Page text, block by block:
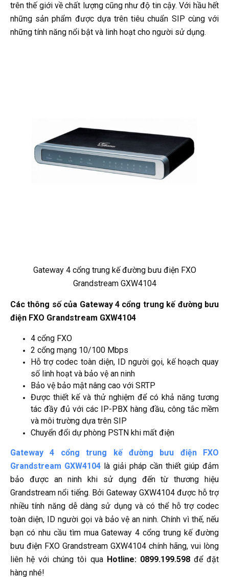
trên thế giới về chất lượng cũng như độ tin cậy. Với hầu hết
những sản phẩm được dựa trên tiêu chuẩn SIP cùng với
những tính năng nổi bật và linh hoạt cho người sử dụng.
Gateway 4 cổng trung kế đường bưu điện FXO
Grandstream GXW4104
Các thông số của Gateway 4 cổng trung kế đường bưu
điện FXO Grandstream GXW4104
4 cổng FXO
2 cổng mạng 10/100 Mbps
Hỗ trợ codec toàn diện, ID người gọi, kế hoạch quay
số linh hoạt và bảo vệ an ninh
Bảo vệ bảo mật nâng cao với SRTP
Được thiết kế và thử nghiệm để có khả năng tương
tác đầy đủ với các IP-PBX hàng đầu, công tắc mềm
và môi trường dựa trên SIP
Chuyển đổi dự phòng PSTN khi mất điện
Gateway 4 cổng trung kế đường bưu điện FXO
Grandstream GXW4104 là giải pháp cần thiết giúp đảm
bảo được an ninh khi sử dụng đến từ thương hiệu
Grandstream nổi tiếng. Bởi Gateway GXW4104 được hỗ trợ
nhiều tính năng dễ dàng sử dụng và có thể hỗ trợ codec
toàn diện, ID người gọi và bảo vệ an ninh. Chính vì thế, nếu
bạn có nhu cầu tìm mua Gateway 4 cổng trung kế đường
bưu điện FXO Grandstream GXW4104 chính hãng, vui lòng
liên hệ với chúng tôi qua Hotline: 0899.199.598để đặt
hàng nhé!